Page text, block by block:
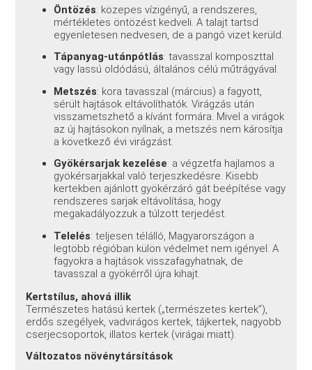
Öntözés: közepes vízigényű, a rendszeres,
mértékletes öntözést kedveli. A talajt tartsd
egyenletesen nedvesen, de a pangó vizet kerüld.
Tápanyag-utánpótlás: tavasszal komposzttal
vagy lassú oldódású, általános célú műtrágyával.
Metszés: kora tavasszal (március) a fagyott,
sérült hajtások eltávolíthatók. Virágzás után
visszametszhető a kívánt formára. Mivel a virágok
az új hajtásokon nyílnak, a metszés nem károsítja
a következő évi virágzást.
Gyökérsarjak kezelése: a végzetfa hajlamos a
gyökérsarjakkal való terjeszkedésre. Kisebb
kertekben ajánlott gyökérzáró gát beépítése vagy
rendszeres sarjak eltávolítása, hogy
megakadályozzuk a túlzott terjedést.
Telelés: teljesen télálló, Magyarországon a
legtöbb régióban külön védelmet nem igényel. A
fagyokra a hajtások visszafagyhatnak, de
tavasszal a gyökérről újra kihajt.
Kertstílus, ahová illik
Természetes hatású kertek („természetes kertek”),
erdős szegélyek, vadvirágos kertek, tájkertek, nagyobb
cserjecsoportok, illatos kertek (virágai miatt).
Változatos növénytársítások